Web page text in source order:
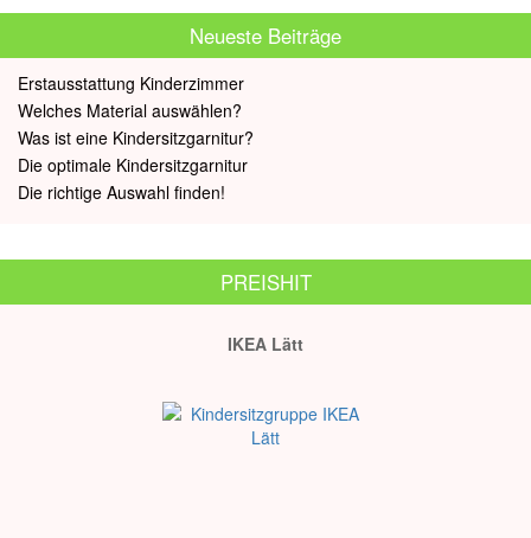
Neueste Beiträge
Erstausstattung Kinderzimmer
Welches Material auswählen?
Was ist eine Kindersitzgarnitur?
Die optimale Kindersitzgarnitur
Die richtige Auswahl finden!
PREISHIT
IKEA Lätt